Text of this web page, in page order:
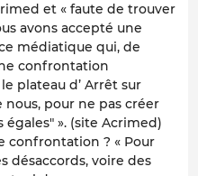
et « faute de trouver
avons accepté une
médiatique qui, de
confrontation
plateau d’ Arrêt sur
nous, pour ne pas créer
égales" ». (site Acrimed)
confrontation ? « Pour
désaccords, voire des